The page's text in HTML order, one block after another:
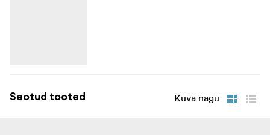
Seotud tooted Kuva nagu